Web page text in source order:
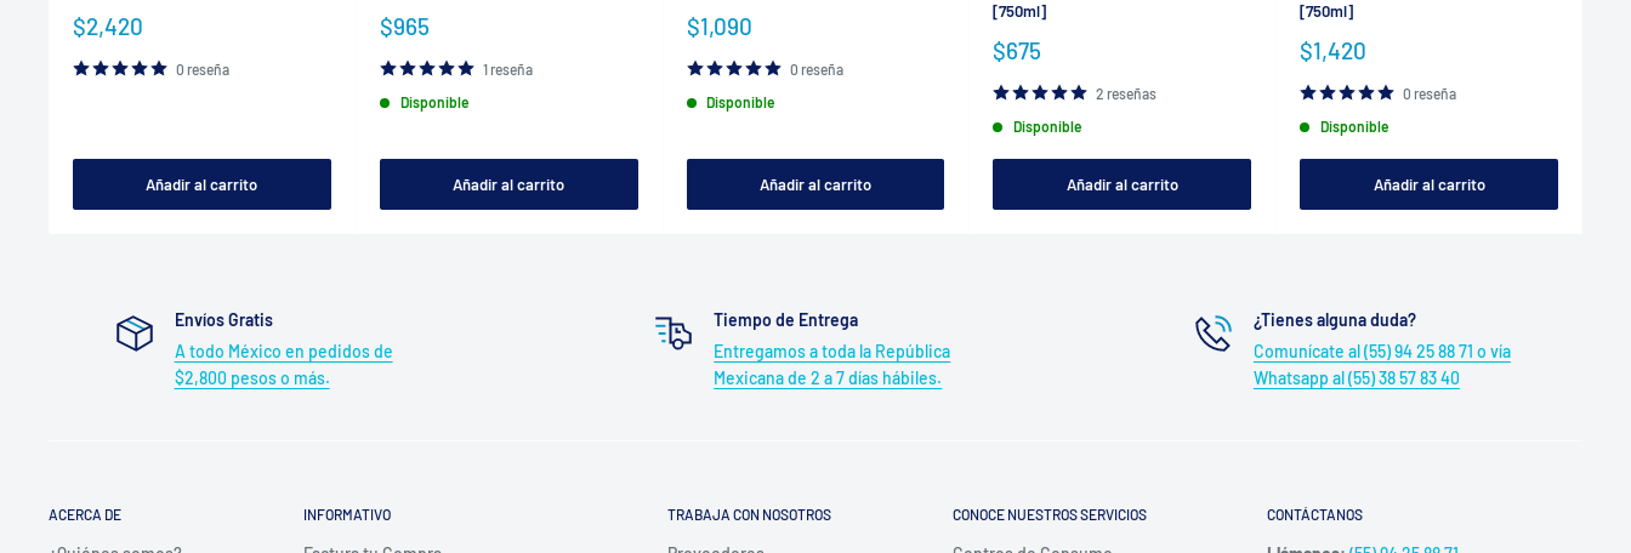
Precio
venta
$2,420
0 reseña
Añadir al carrito
Precio
venta
$965
1 reseña
Disponible
Añadir al carrito
Precio
venta
$1,090
0 reseña
Disponible
Añadir al carrito
[750ml]
Precio
venta
$675
2 reseñas
Disponible
Añadir al carrito
[750ml]
Precio
venta
$1,420
0 reseña
Disponible
Añadir al carrito
Envíos Gratis
A todo México en pedidos de
$2,800 pesos o más.
Tiempo de Entrega
Entregamos a toda la República
Mexicana de 2 a 7 días hábiles.
¿Tienes alguna duda?
Comunícate al (55) 94 25 88 71 o vía
Whatsapp al (55) 38 57 83 40
ACERCA DE INFORMATIVO TRABAJA CON NOSOTROS CONOCE NUESTROS SERVICIOS CONTÁCTANOS